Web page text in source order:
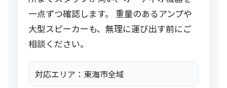
一点ずつ確認します。 重量のあるアンプや
大型スピーカーも、無理に運び出す前にご
相談ください。
対応エリア：東海市全域